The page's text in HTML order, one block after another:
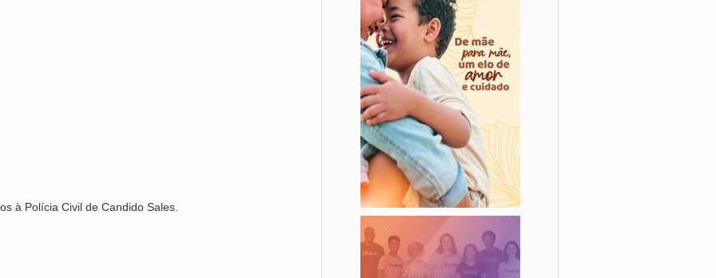
à Polícia Civil de Candido Sales.